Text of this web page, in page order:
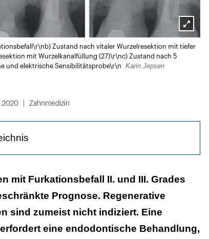
Lightbox
öffnen
Zustand nach vitaler Wurzelresektion mit tiefer
mit Wurzelkanalfüllung (27)\r\nc) Zustand nach 5
und elektrische Sensibilitätsprobe\r\n
Karin Jepsen
Zahnmedizin
mit dem Ergebnis durchweg zufrieden
mit Furkationsbefall II. und III. Grades
Prognose. Regenerative
sind zumeist nicht indiziert. Eine
eine endodontische Behandlung,